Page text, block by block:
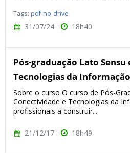
Tags: pdf-no-drive
31/07/24 18h40
Pós-graduação Lato
Tecnologias da Informação
Sobre o curso O curso de Pós-
Conectividade e Tecnologias da
profissionais a construir...
21/12/17 18h49